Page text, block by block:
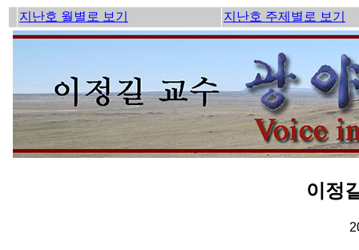
지난호 월별로 보기 지난호 주제별로 보기
이정